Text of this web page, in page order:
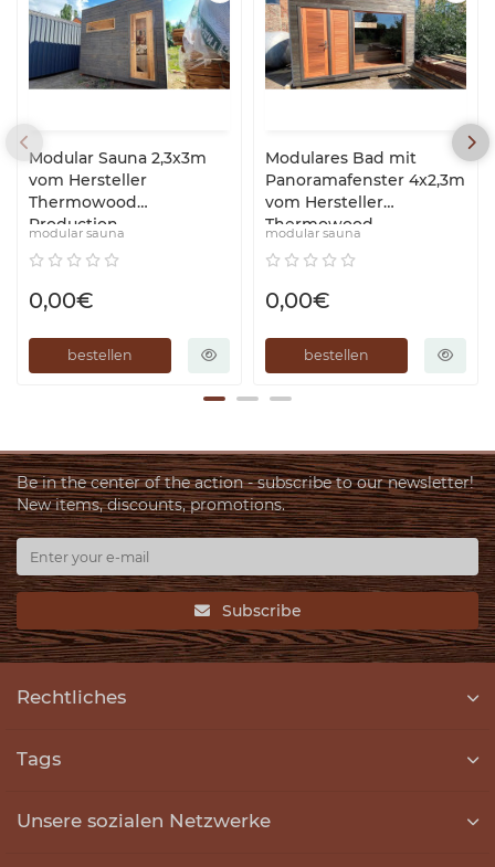
Modular Sauna 2,3x3m
vom Hersteller
Thermowood
Production
modular sauna
0,00€
bestellen
Modulares Bad mit
Panoramafenster 4x2,3m
vom Hersteller
Thermowood
modular sauna
0,00€
bestellen
Be in the center of the action - subscribe to our newsletter!
New items, discounts, promotions.
Subscribe
Rechtliches
Tags
Unsere sozialen Netzwerke